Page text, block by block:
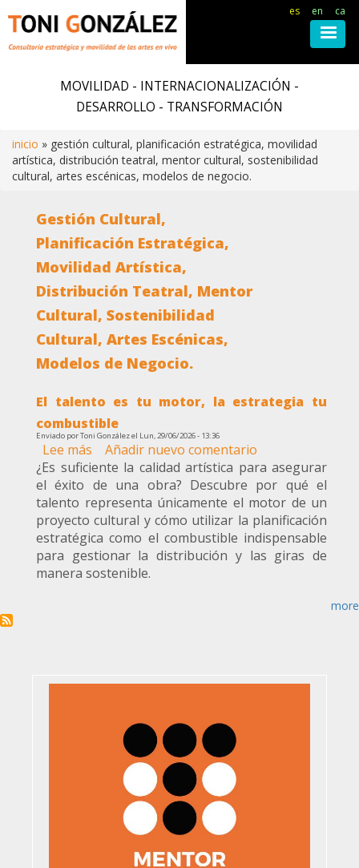
MOVILIDAD - INTERNACIONALIZACIÓN -
DESARROLLO - TRANSFORMACIÓN
Ruta
de
navegación
inicio
gestión cultural, planificación estratégica, movilidad
artística, distribución teatral, mentor cultural, sostenibilidad
cultural, artes escénicas, modelos de negocio.
es en ca
Gestión Cultural,
Planificación Estratégica,
Movilidad Artística,
Distribución Teatral, Mentor
Cultural, Sostenibilidad
Cultural, Artes Escénicas,
Modelos de Negocio.
El talento es tu motor, la estrategia tu
combustible
Enviado porToni Gonzálezel Lun, 29/06/2026 - 13:36
Lee más sobre
El
talento
es
tu
motor,
la
estrategia
Añadir nuevo comentario
¿Es suficiente la calidad artística para asegurar
el éxito de una obra? Descubre por qué el
talento representa únicamente el motor de un
proyecto cultural y cómo utilizar la planificación
estratégica como el combustible indispensable
para gestionar la distribución y las giras de
manera sostenible.
more